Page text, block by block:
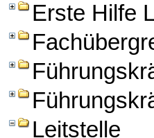
Erste Hilfe
Leitstelle